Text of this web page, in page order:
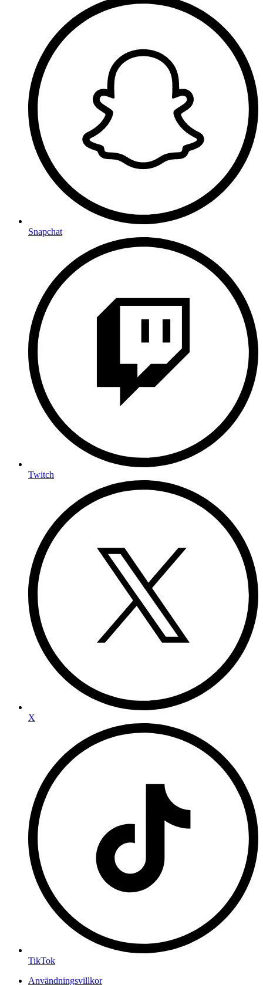
Snapchat
Twitch
X
TikTok
Användningsvillkor